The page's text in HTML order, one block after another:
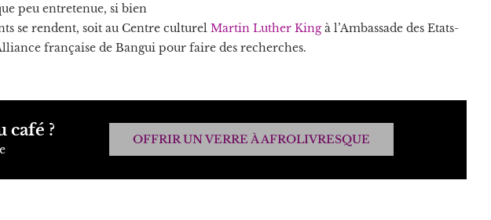
peu entretenue, si bien
se rendent, soit au Centre culturel Martin Luther Kingà l’Ambassade des Etats-
française de Bangui pour faire des recherches.
café ?
OFFRIR UN VERRE À AFROLIVRESQUE